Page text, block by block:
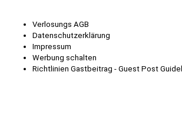
Verlosungs AGB
Datenschutzerklärung
Impressum
Werbung schalten
Richtlinien Gastbeitrag - Guest Post